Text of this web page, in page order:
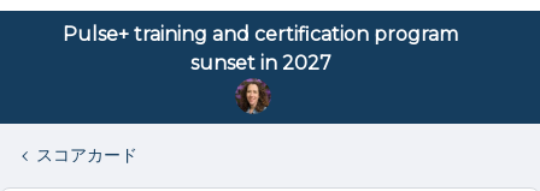
Pulse+ training and certification program
sunset in 2027
スコアカード